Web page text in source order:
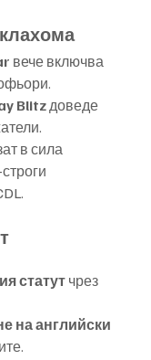
вече включва
Blitz доведе
в сила
статут чрез
на английски